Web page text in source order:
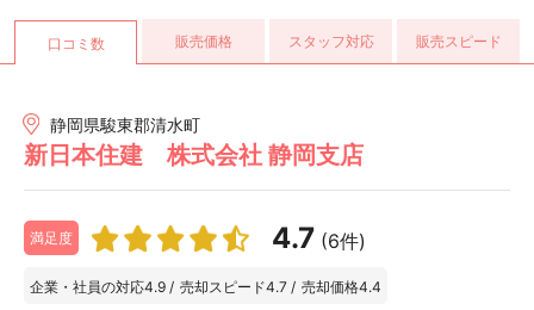
口コミ数 販売価格 スタッフ対応 販売スピード
静岡県駿東郡清水町
新日本住建 株式会社 静岡支店
満足度 4.7 (6件)
企業・社員の対応4.9 / 売却スピード4.7 / 売却価格4.4